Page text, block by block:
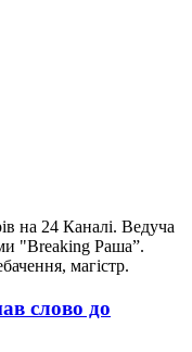
на 24 Каналі. Ведуча
"Breaking Раша”.
магістр.
слово до